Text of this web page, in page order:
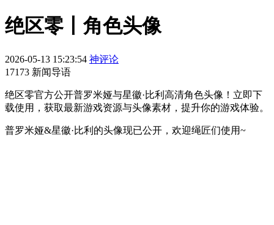
绝区零丨角色头像
2026-05-13 15:23:54 神评论
17173 新闻导语
绝区零官方公开普罗米娅与星徽·比利高清角色头像！立即下
载使用，获取最新游戏资源与头像素材，提升你的游戏体验。
普罗米娅&星徽·比利的头像现已公开，欢迎绳匠们使用~